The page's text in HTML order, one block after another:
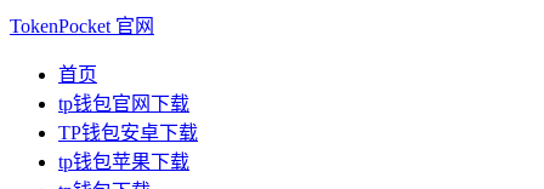
TokenPocket 官网
首页
tp钱包官网下载
TP钱包安卓下载
tp钱包苹果下载